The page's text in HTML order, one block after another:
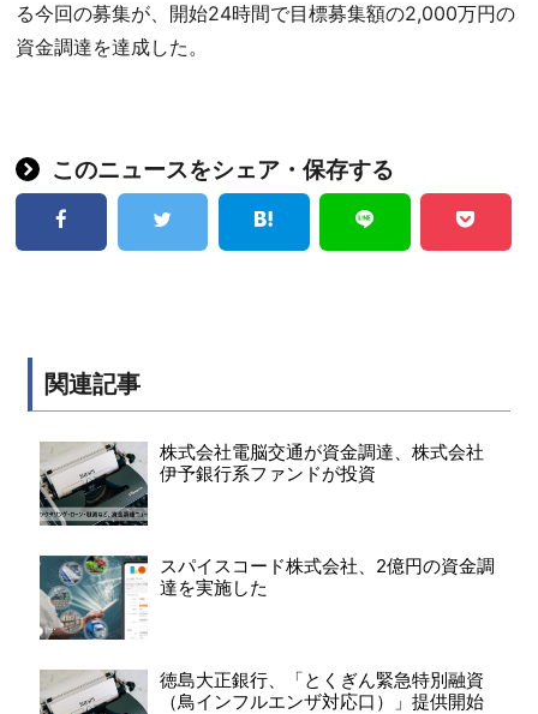
る今回の募集が、開始24時間で目標募集額の2,000万円の
資金調達を達成した。
このニュースをシェア・保存する
関連記事
株式会社電脳交通が資金調達、株式会社
伊予銀行系ファンドが投資
スパイスコード株式会社、2億円の資金調
達を実施した
徳島大正銀行、「とくぎん緊急特別融資
（鳥インフルエンザ対応口）」提供開始